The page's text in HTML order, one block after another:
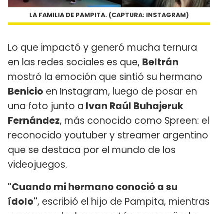
LA FAMILIA DE PAMPITA. (CAPTURA: INSTAGRAM)
Lo que impactó y generó mucha ternura
en las redes sociales es que, Beltrán
mostró la emoción que sintió su hermano
Benicio en Instagram, luego de posar en
una foto junto a Ivan Raúl Buhajeruk
Fernández, más conocido como Spreen: el
reconocido youtuber y streamer argentino
que se destaca por el mundo de los
videojuegos.
"Cuando mi hermano conoció a su
ídolo", escribió el hijo de Pampita, mientras